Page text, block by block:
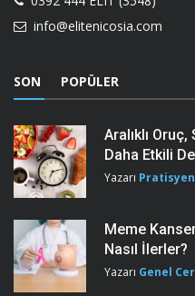
info@elitenicosia.com
SON POPÜLER
Aralıklı
Daha Etkili
Yazarı
Meme
Nasıl İlerler?
Yazarı Genel